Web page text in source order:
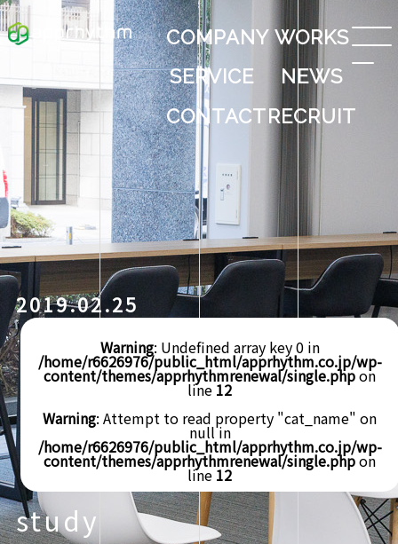
COMPANY WORKS
SERVICE
NEWS
CONTACTRECRUIT
2019.02.25
Warning: Undefined array key 0 in
/home/r6626976/public_html/apprhythm.co.jp/wp-
content/themes/apprhythmrenewal/single.phpon
line 12
Warning: Attempt to read property "cat_name" on
null in
/home/r6626976/public_html/apprhythm.co.jp/wp-
content/themes/apprhythmrenewal/single.phpon
line 12
study